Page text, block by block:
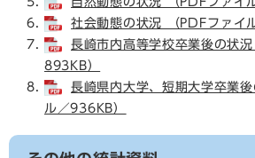
社会動態の状況 （PDFファイ
長崎市内高等学校卒業後の状
893KB）
長崎県内大学、短期大学卒業
ル／936KB）